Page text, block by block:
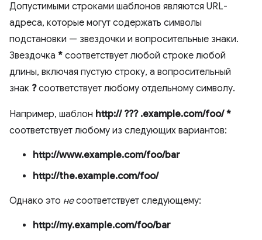
Допустимыми строками шаблонов являются URL-
адреса, которые могут содержать символы
подстановки — звездочки и вопросительные знаки.
Звездочка * соответствует любой строке любой
длины, включая пустую строку, а вопросительный
знак ?соответствует любому отдельному символу.
Например, шаблон http:// ??? .example.com/foo/ *
соответствует любому из следующих вариантов:
http://www.example.com/foo/bar
http://the.example.com/foo/
Однако это несоответствует следующему:
http://my.example.com/foo/bar